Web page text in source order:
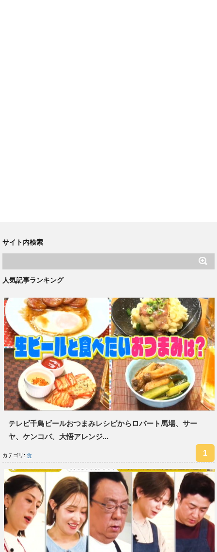
サイト内検索
人気記事ランキング
テレビ千鳥ビールおつまみレシピからロバート馬場、サー
ヤ、ケンコバ、大悟アレンジ...
カテゴリ: 食